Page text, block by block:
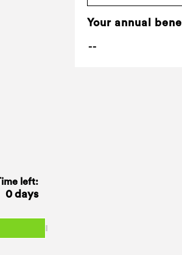
Your annual
left:
0 days